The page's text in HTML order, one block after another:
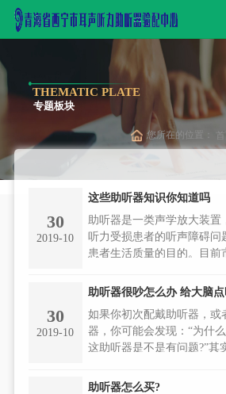
您所在的位置： 首
THEMATIC PLATE
专题板块
30
2019-10
这些助听器知识你知道吗
助听器是一类声学放大装置
听力受损患者的听声障碍问
患者生活质量的目的。目前
的基本组成没有较大差异。
30
2019-10
助听器很吵怎么办 给大脑点
如果你初次配戴助听器，或
器，你可能会发现：“为什
这助听器是不是有问题?”其
助听器，它的首要目标都是
助听器怎么买?